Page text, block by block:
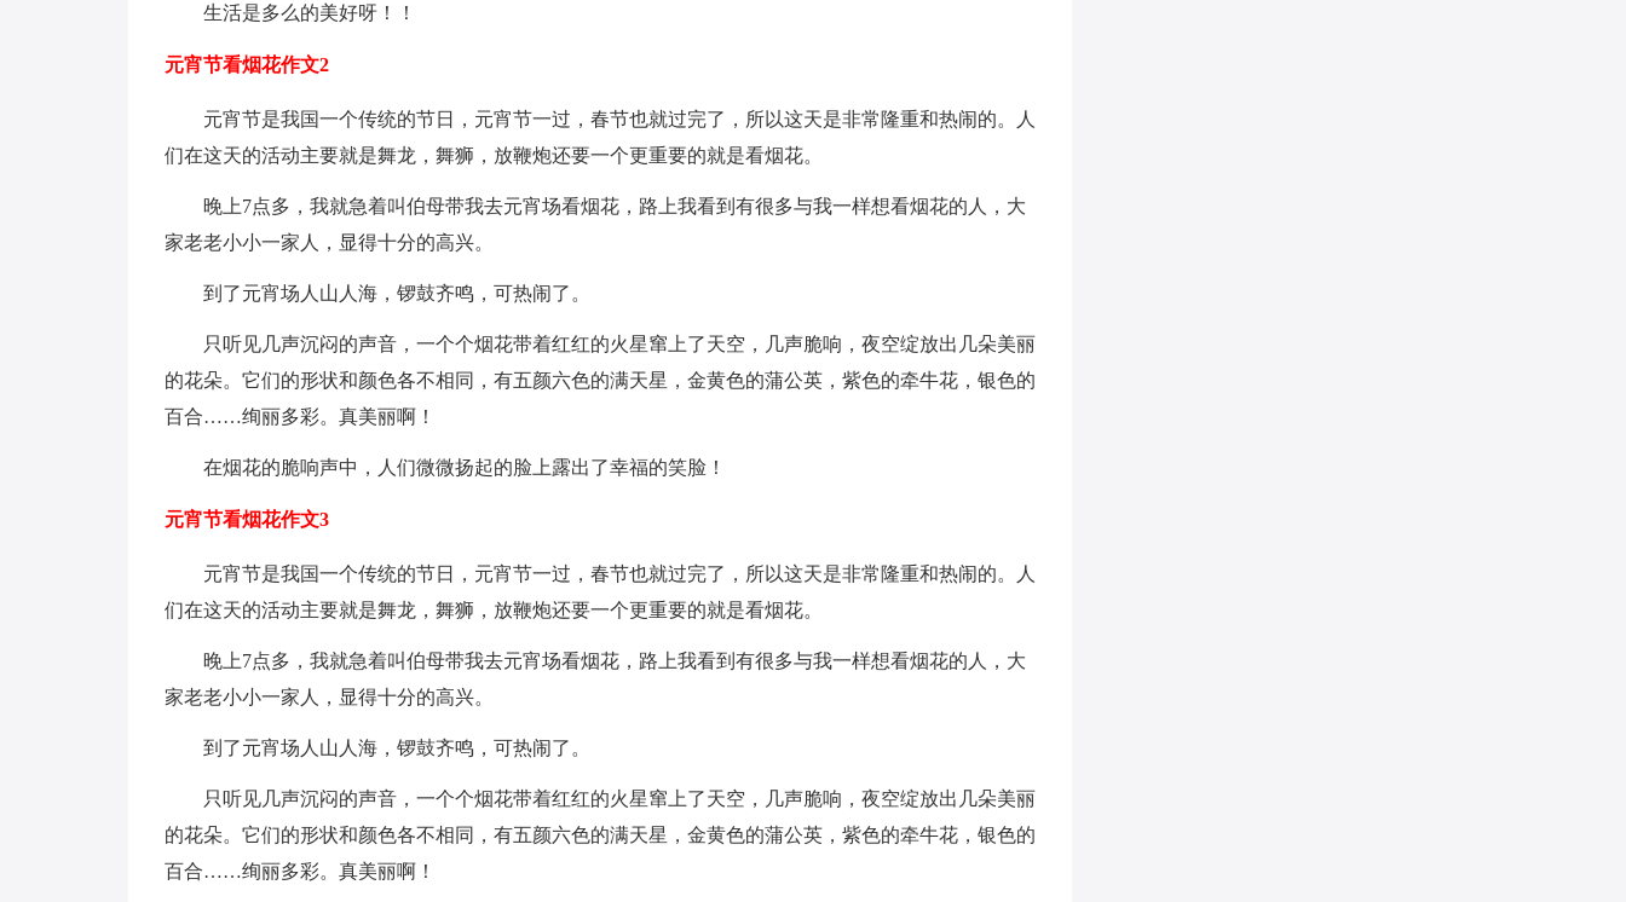
生活是多么的美好呀！！
元宵节看烟花作文2
元宵节是我国一个传统的节日，元宵节一过，春节也就过完了，所以这天是非常隆重和热闹的。人
们在这天的活动主要就是舞龙，舞狮，放鞭炮还要一个更重要的就是看烟花。
晚上7点多，我就急着叫伯母带我去元宵场看烟花，路上我看到有很多与我一样想看烟花的人，大
家老老小小一家人，显得十分的高兴。
到了元宵场人山人海，锣鼓齐鸣，可热闹了。
只听见几声沉闷的声音，一个个烟花带着红红的火星窜上了天空，几声脆响，夜空绽放出几朵美丽
的花朵。它们的形状和颜色各不相同，有五颜六色的满天星，金黄色的蒲公英，紫色的牵牛花，银色的
百合……绚丽多彩。真美丽啊！
在烟花的脆响声中，人们微微扬起的脸上露出了幸福的笑脸！
元宵节看烟花作文3
元宵节是我国一个传统的节日，元宵节一过，春节也就过完了，所以这天是非常隆重和热闹的。人
们在这天的活动主要就是舞龙，舞狮，放鞭炮还要一个更重要的就是看烟花。
晚上7点多，我就急着叫伯母带我去元宵场看烟花，路上我看到有很多与我一样想看烟花的人，大
家老老小小一家人，显得十分的高兴。
到了元宵场人山人海，锣鼓齐鸣，可热闹了。
只听见几声沉闷的声音，一个个烟花带着红红的火星窜上了天空，几声脆响，夜空绽放出几朵美丽
的花朵。它们的形状和颜色各不相同，有五颜六色的满天星，金黄色的蒲公英，紫色的牵牛花，银色的
百合……绚丽多彩。真美丽啊！